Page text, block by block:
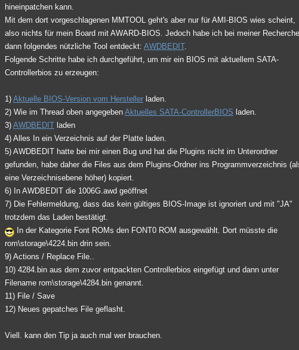
hineinpatchen kann.
Mit dem dort vorgeschlagenen MMTOOL geht's aber nur für AMI-BIOS wies scheint,
also nichts für mein Board mit AWARD-BIOS. Jedoch habe ich bei meiner Recherche
dann folgendes nützliche Tool entdeckt: AWDBEDIT.
Folgende Schritte habe ich durchgeführt, um mir ein BIOS mit aktuellem SATA-
Controllerbios zu erzeugen:
1) Aktuelle BIOS-Version vom Hersteller laden.
2) Wie im Thread oben angegeben Aktuelles SATA-ControllerBIOS laden.
3) AWDBEDIT laden
4) Alles In ein Verzeichnis auf der Platte laden.
5) AWDBEDIT hatte bei mir einen Bug und hat die Plugins nicht im Unterordner
gefunden, habe daher die Files aus dem Plugins-Ordner ins Programmverzeichnis
eine Verzeichnisebene höher) kopiert.
6) In AWDBEDIT die 1006G.awd geöffnet
7) Die Fehlermeldung, dass das kein gültiges BIOS-Image ist ignoriert und mit "JA"
trotzdem das Laden bestätigt.
In der Kategorie Font ROMs den FONT0 ROM ausgewählt. Dort müsste die
rom\storage\4224.bin drin sein.
9) Actions / Replace File..
10) 4284.bin aus dem zuvor entpackten Controllerbios eingefügt und dann unter
Filename rom\storage\4284.bin genannt.
11) File / Save
12) Neues gepatches File geflasht.
Viell. kann den Tip ja auch mal wer brauchen.